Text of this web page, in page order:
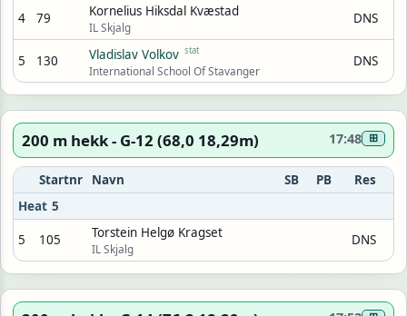
4 79 Kornelius Hiksdal Kvæstad
IL Skjalg
DNS
5 130 Vladislav Volkov stat
International School Of Stavanger
DNS
200 m hekk - G-12 (68,0 18,29m) 17:48 ⊞
Startnr Navn SB PB
Res
Heat 5
5 105 Torstein Helgø Kragset
IL Skjalg
DNS